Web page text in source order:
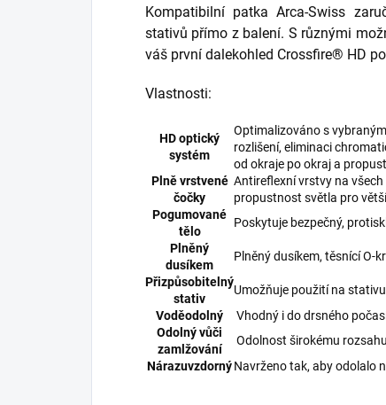
Kompatibilní patka Arca-Swiss
stativů přímo z balení. S různými
váš první dalekohled Crossfire® HD
Vlastnosti:
HD optický
systém
Optimalizováno s
rozlišení, eliminaci
od okraje po okraj a
Plně vrstvené
čočky
Antireflexní vrstvy na
propustnost světla pro
Pogumované
tělo
Poskytuje bezpečný,
Plněný
dusíkem
Plněný dusíkem, těsnící O-
Přizpůsobitelný
stativ
Umožňuje použití na
Voděodolný
Vhodný i do drsného
Odolný vůči
zamlžování
Odolnost širokému
NárazuvzdornýNavrženo tak, aby odolalo